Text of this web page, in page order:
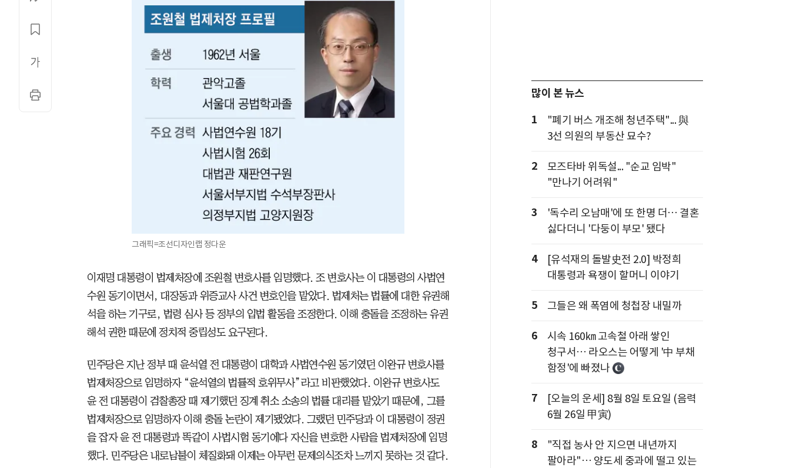
그래픽=조선디자인랩 정다운
이재명 대통령이 법제처장에 조원철 변호사를 임명했다. 조 변호사는 이 대통령의 사법연
수원 동기이면서, 대장동과 위증교사 사건 변호인을 맡았다. 법제처는 법률에 대한 유권해
석을 하는 기구로, 법령 심사 등 정부의 입법 활동을 조정한다. 이해 충돌을 조정하는 유권
해석 권한 때문에 정치적 중립성도 요구된다.
민주당은 지난 정부 때 윤석열 전 대통령이 대학과 사법연수원 동기였던 이완규 변호사를
법제처장으로 임명하자 “윤석열의 법률적 호위무사”라고 비판했었다. 이완규 변호사도
윤 전 대통령이 검찰총장 때 제기했던 징계 취소 소송의 법률 대리를 맡았기 때문에, 그를
법제처장으로 임명하자 이해 충돌 논란이 제기됐었다. 그랬던 민주당과 이 대통령이 정권
을 잡자 윤 전 대통령과 똑같이 사법시험 동기에다 자신을 변호한 사람을 법제처장에 임명
했다. 민주당은 내로남불이 체질화돼 이제는 아무런 문제의식조차 느끼지 못하는 것 같다.
많이 본 뉴스
1
"폐기 버스 개조해 청년주택"... 與
3선 의원의 부동산 묘수?
2
모즈타바 위독설... "순교 임박"
"만나기 어려워"
3
'독수리 오남매'에 또 한명 더… 결혼
싫다더니 '다둥이 부모' 됐다
4
[유석재의 돌발史전 2.0] 박정희
대통령과 욕쟁이 할머니 이야기
5 그들은 왜 폭염에 청첩장 내밀까
6
시속 160㎞ 고속철 아래 쌓인
청구서… 라오스는 어떻게 '中 부채
함정'에 빠졌나
7
[오늘의 운세] 8월 8일 토요일 (음력
6월 26일 甲寅)
8
"직접 농사 안 지으면 내년까지
팔아라"… 양도세 중과에 떨고 있는